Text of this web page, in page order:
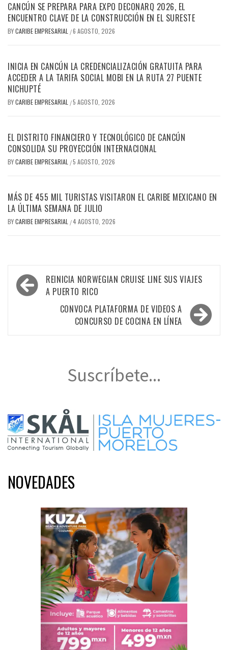
CANCÚN SE PREPARA PARA EXPO DECONARQ 2026, EL
ENCUENTRO CLAVE DE LA CONSTRUCCIÓN EN EL SURESTE
BYCARIBE EMPRESARIAL /6 AGOSTO, 2026
INICIA EN CANCÚN LA CREDENCIALIZACIÓN GRATUITA PARA
ACCEDER A LA TARIFA SOCIAL MOBI EN LA RUTA 27 PUENTE
NICHUPTÉ
BYCARIBE EMPRESARIAL /5 AGOSTO, 2026
EL DISTRITO FINANCIERO Y TECNOLÓGICO DE CANCÚN
CONSOLIDA SU PROYECCIÓN INTERNACIONAL
BYCARIBE EMPRESARIAL /5 AGOSTO, 2026
MÁS DE 455 MIL TURISTAS VISITARON EL CARIBE MEXICANO EN
LA ÚLTIMA SEMANA DE JULIO
BYCARIBE EMPRESARIAL /4 AGOSTO, 2026
Navegación
de
REINICIA NORWEGIAN CRUISE LINE SUS VIAJES
A PUERTO RICO
CONVOCA PLATAFORMA DE VIDEOS A
CONCURSO DE COCINA EN LÍNEA
Suscríbete...
NOVEDADES